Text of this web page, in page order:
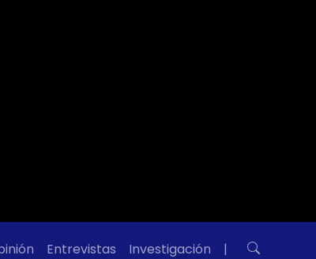
Entrevistas Investigación |